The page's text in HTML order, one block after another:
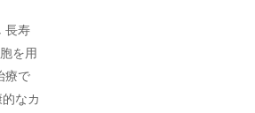
長寿
を用
療で
なカ